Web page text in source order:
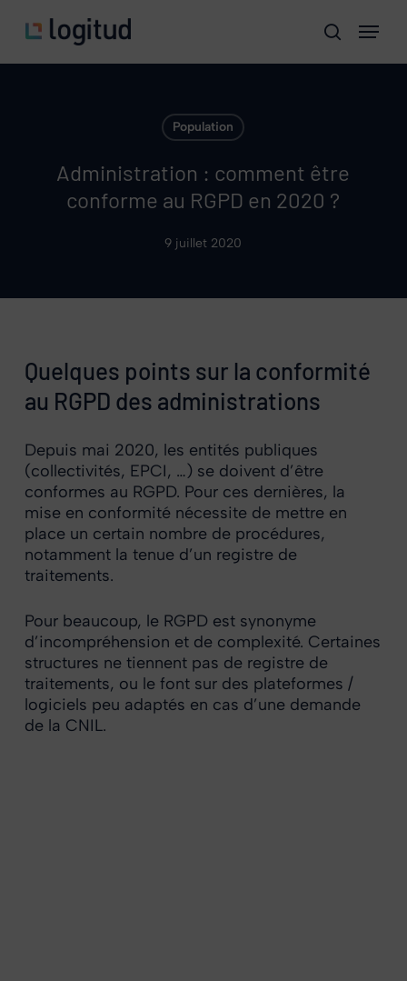
search
Menu
Population
Administration : comment être
conforme au RGPD en 2020 ?
9 juillet 2020
Quelques points sur la conformité
au RGPD des administrations
Depuis mai 2020, les entités publiques
(collectivités, EPCI, …) se doivent d’être
conformes au RGPD. Pour ces dernières, la
mise en conformité nécessite de mettre en
place un certain nombre de procédures,
notamment la tenue d’un registre de
traitements.
Pour beaucoup, le RGPD est synonyme
d’incompréhension et de complexité. Certaines
structures ne tiennent pas de registre de
traitements, ou le font sur des plateformes /
logiciels peu adaptés en cas d’une demande
de la CNIL.